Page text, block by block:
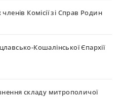
Комісії зі Справ Родин
Кошалінської Єпархії
складу митрополичої